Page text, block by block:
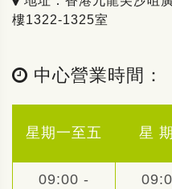
樓1322-1325室
中心營業時間：
星期一至五 星
09:00 -